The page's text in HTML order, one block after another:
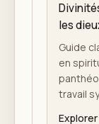
les
Guide
en
travail
Explorer